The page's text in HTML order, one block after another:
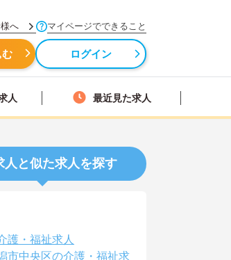
へ マイページでできること
ログイン
人 最近見た求人
人と似た求人を探す
護・福祉求人
市中央区の介護・福祉求